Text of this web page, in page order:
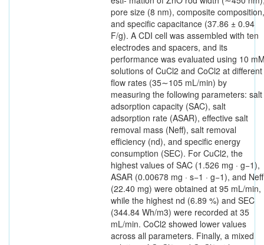
pore size (8 nm), composite composition,
and specific capacitance (37.86 ± 0.94
F/g). A CDI cell was assembled with ten
electrodes and spacers, and its
performance was evaluated using 10
solutions of CuCl2 and CoCl2 at different
flow rates (35∼105 mL/min) by
measuring the following parameters: salt
adsorption capacity (SAC), salt
adsorption rate (ASAR), effective salt
removal mass (Neff), salt removal
efficiency (nd), and specific energy
consumption (SEC). For CuCl2, the
highest values of SAC (1.526 mg · g−1),
ASAR (0.00678 mg · s−1 · g−1), and Neff
(22.40 mg) were obtained at 95 mL/min,
while the highest nd (6.89 %) and SEC
(344.84 Wh/m3) were recorded at 35
mL/min. CoCl2 showed lower values
across all parameters. Finally, a mixed